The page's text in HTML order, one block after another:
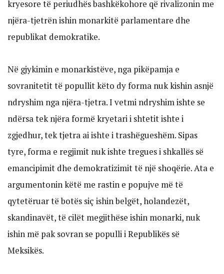
kryesore të periudhës bashkëkohore që rivalizonin me
njëra-tjetrën ishin monarkitë parlamentare dhe
republikat demokratike.
Në gjykimin e monarkistëve, nga pikëpamja e
sovranitetit të popullit këto dy forma nuk kishin asnjë
ndryshim nga njëra-tjetra. I vetmi ndryshim ishte se
ndërsa tek njëra formë kryetari i shtetit ishte i
zgjedhur, tek tjetra ai ishte i trashëgueshëm. Sipas
tyre, forma e regjimit nuk ishte tregues i shkallës së
emancipimit dhe demokratizimit të një shoqërie. Ata e
argumentonin këtë me rastin e popujve më të
qytetëruar të botës siç ishin belgët, holandezët,
skandinavët, të cilët megjithëse ishin monarki, nuk
ishin më pak sovran se populli i Republikës së
Meksikës.